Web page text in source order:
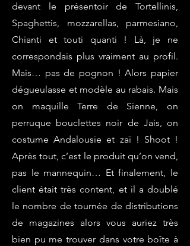
devant le présentoir de Tortellinis,
Spaghettis, mozzarellas, parmesiano,
Chianti et touti quanti ! Là, je ne
correspondais plus vraiment au profil.
Mais… pas de pognon ! Alors papier
dégueulasse et modèle au rabais. Mais
on maquille Terre de Sienne, on
perruque bouclettes noir de Jais, on
costume Andalousie et zaï ! Shoot !
Après tout, c’est le produit qu’on vend,
pas le mannequin… Et finalement, le
client était très content, et il a doublé
le nombre de tournée de distributions
de magazines alors vous auriez très
bien pu me trouver dans votre boîte à